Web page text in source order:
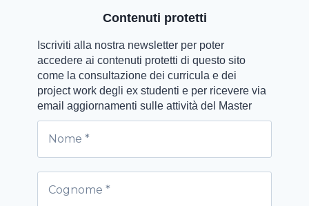
Contenuti protetti
Iscriviti alla nostra newsletter per poter
accedere ai contenuti protetti di questo sito
come la consultazione dei curricula e dei
project work degli ex studenti e per ricevere via
email aggiornamenti sulle attività del Master